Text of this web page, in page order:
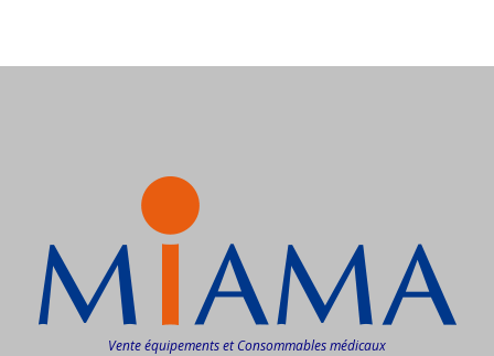
Vente équipements et Consommables médicaux